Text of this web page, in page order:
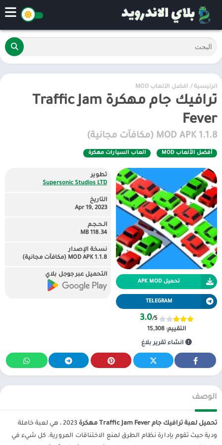
الرئيسية / أفضل الألعاب MOD
ترافيك جام مهكرة Traffic Jam
Fever
1.1.8 MOD APK (مكافآت مجانية)
أفضل الألعاب MOD العاب السيارات مهكرة
تحميل APK MOD
TELEGRAM
3.0/5
التقييم: 15,308
انشاء تقرير بلاغ
تطوير
Supersonic Studios LTD
التاريخ
Apr 19, 2023
الـحـجـم
118.34 MB
نسخة الإصدار
1.1.8 MOD APK (مكافآت مجانية)
التحميل عبر جوجل بلاي
الوصف
تحميل لعبة ترافيك جام Traffic Jam Fever مهكرة
2023 ، هي لعبة خاملة
ودية حيث تقوم بإدارة نظام الطرق لمنع الاختناقات المرورية. كل شيء في